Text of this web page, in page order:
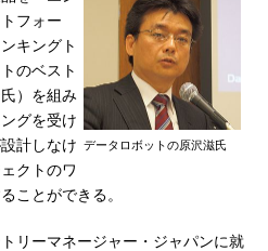
データロボットの原沢滋氏
フォー
キングト
のベスト
）を組み
グを受け
計しなけ
クトのワ
ことができる。
リーマネージャー・ジャパンに就